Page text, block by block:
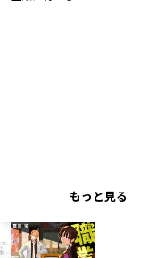
もっと見る